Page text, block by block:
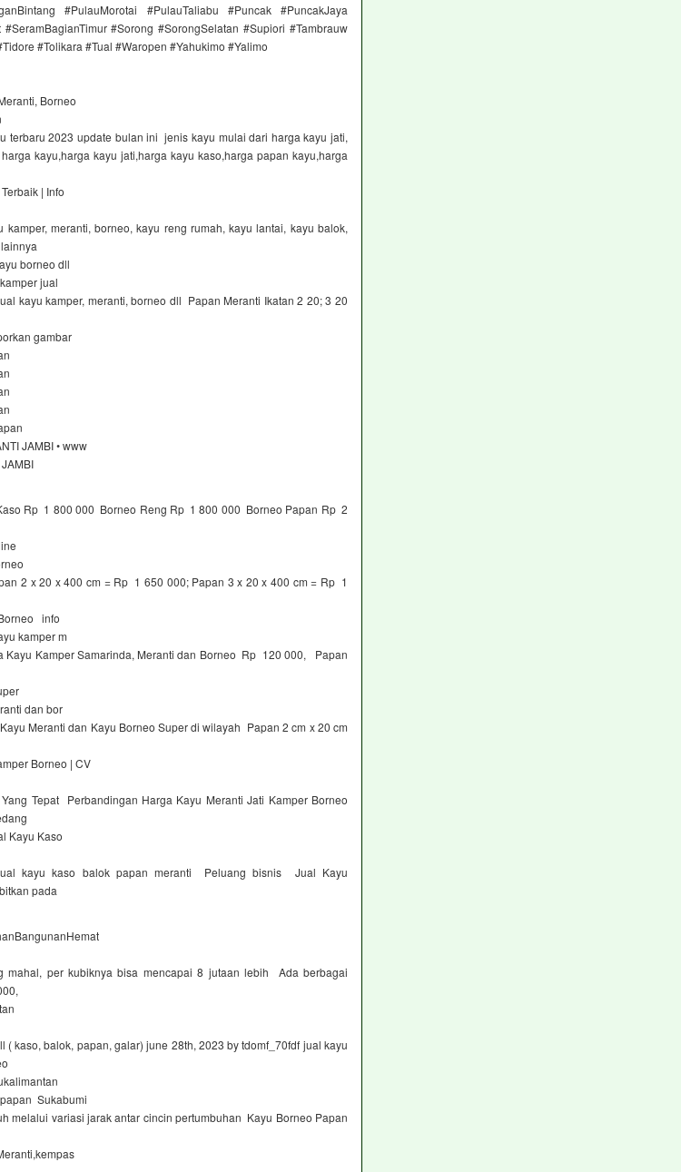
#PulauMorotai #PulauTaliabu #Puncak #PuncakJaya
#Sorong #SorongSelatan #Supiori #Tambrauw
#Tolikara #Tual #Waropen #Yahukimo #Yalimo
Borneo
terbaru 2023 update bulan ini jenis kayu mulai dari harga kayu jati,
kayu,harga kayu jati,harga kayu kaso,harga papan kayu,harga
| Info
meranti, borneo, kayu reng rumah, kayu lantai, kayu balok,
borneo dll
jual
kayu kamper, meranti, borneo dll Papan Meranti Ikatan 2 20; 3 20
gambar
JAMBI • www
Rp 1 800 000 Borneo Reng Rp 1 800 000 Borneo Papan Rp 2
2 x 20 x 400 cm = Rp 1 650 000; Papan 3 x 20 x 400 cm = Rp 1
info
kamper m
Kamper Samarinda, Meranti dan Borneo Rp 120 000, Papan
dan bor
Meranti dan Kayu Borneo Super di wilayah Papan 2 cm x 20 cm
Borneo | CV
Tepat Perbandingan Harga Kayu Meranti Jati Kamper Borneo
Kayu Kaso
kayu kaso balok papan meranti Peluang bisnis Jual Kayu
pada
mahal, per kubiknya bisa mencapai 8 jutaan lebih Ada berbagai
kaso, balok, papan, galar) june 28th, 2023 by tdomf_70fdf jual kayu
Sukabumi
melalui variasi jarak antar cincin pertumbuhan Kayu Borneo Papan